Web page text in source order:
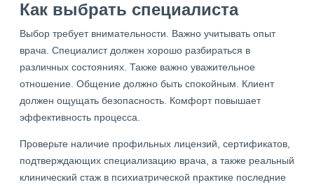
Как выбрать специалиста
Выбор требует внимательности. Важно учитывать опыт
врача. Специалист должен хорошо разбираться в
различных состояниях. Также важно уважительное
отношение. Общение должно быть спокойным. Клиент
должен ощущать безопасность. Комфорт повышает
эффективность процесса.
Проверьте наличие профильных лицензий, сертификатов,
подтверждающих специализацию врача, а также реальный
клинический стаж в психиатрической практике последние